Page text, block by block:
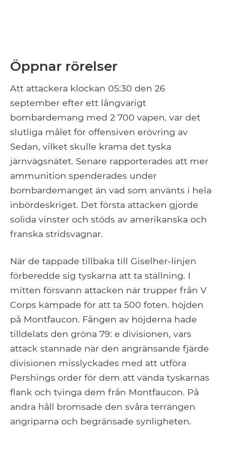
Öppnar rörelser
Att attackera klockan 05:30 den 26
september efter ett långvarigt
bombardemang med 2 700 vapen, var det
slutliga målet för offensiven erövring av
Sedan, vilket skulle krama det tyska
järnvägsnätet. Senare rapporterades att mer
ammunition spenderades under
bombardemanget än vad som använts i hela
inbördeskriget. Det första attacken gjorde
solida vinster och stöds av amerikanska och
franska stridsvagnar.
När de tappade tillbaka till Giselher-linjen
förberedde sig tyskarna att ta ställning. I
mitten försvann attacken när trupper från V
Corps kämpade för att ta 500 foten. höjden
på Montfaucon. Fången av höjderna hade
tilldelats den gröna 79: e divisionen, vars
attack stannade när den angränsande fjärde
divisionen misslyckades med att utföra
Pershings order för dem att vända tyskarnas
flank och tvinga dem från Montfaucon. På
andra håll bromsade den svåra terrängen
angriparna och begränsade synligheten.